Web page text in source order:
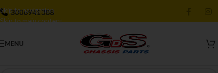
Skip to navigation
Skip to main content
3006941388
MENU